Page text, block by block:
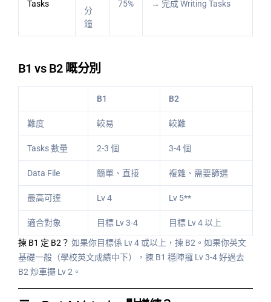
Tasks
分
鐘
75%
→ 完成 Writing Tasks
B1 vs B2 嘅分別
B1 B2
難度 較易 較難
Tasks 數量 2-3 個 3-4 個
Data File 簡單、直接 複雜、需要篩選
最高可達 Lv 4 Lv 5**
適合對象 目標 Lv 3-4 目標 Lv 4 以上
揀 B1 定 B2？ 如果你目標係 Lv 4 或以上，揀 B2。如果你英文
基礎一般（學校英文成績中下），揀 B1 穩陣攞 Lv 3-4 好過去
B2 炒車攞 Lv 2。